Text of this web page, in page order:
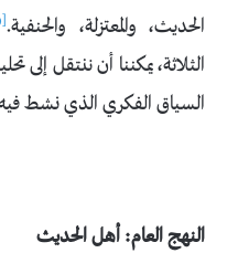
الحديث، والمعتزلة، والحنفية.[9]
الثلاثة، يمكننا أن ننتقل إلى
السياق الفكري الذي نشط
النهج العام: أهل الحديث